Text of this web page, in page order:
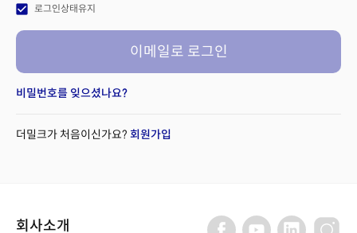
check_box 로그인상태유지
이메일로 로그인
비밀번호를 잊으셨나요?
더밀크가 처음이신가요? 회원가입
회사소개